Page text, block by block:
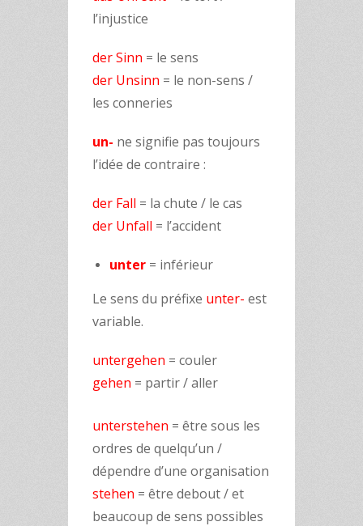
l’injustice
der Sinn = le sens
der Unsinn = le non-sens /
les conneries
un- ne signifie pas toujours
l’idée de contraire :
der Fall = la chute / le cas
der Unfall = l’accident
unter = inférieur
Le sens du préfixe unter- est
variable.
untergehen = couler
gehen = partir / aller
unterstehen = être sous les
ordres de quelqu’un /
dépendre d’une organisation
stehen = être debout / et
beaucoup de sens possibles